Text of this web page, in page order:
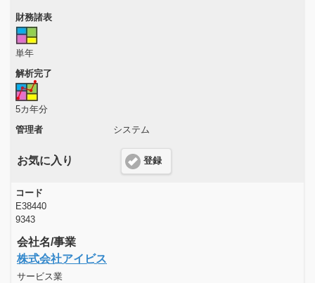
財務諸表
単年
解析完了
5カ年分
管理者
システム
お気に入り 登録
コード
E38440
9343
会社名/事業
株式会社アイビス
サービス業